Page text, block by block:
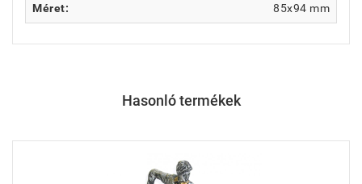
Méret: 85x94 mm
Hasonló termékek